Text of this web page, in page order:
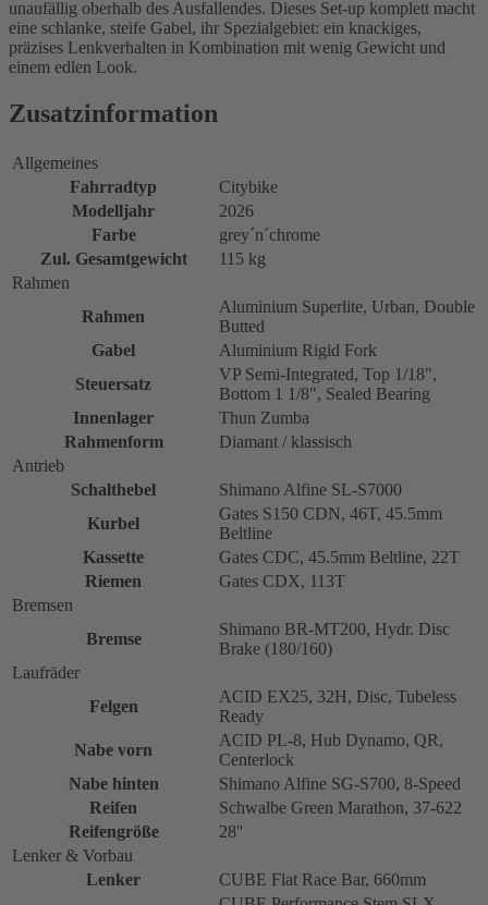
unaufällig oberhalb des Ausfallendes. Dieses Set-up komplett macht
eine schlanke, steife Gabel, ihr Spezialgebiet: ein knackiges,
präzises Lenkverhalten in Kombination mit wenig Gewicht und
einem edlen Look.
Zusatzinformation
Allgemeines
Fahrradtyp
Citybike
Modelljahr
2026
Farbe
grey´n´chrome
Zul. Gesamtgewicht
115 kg
Rahmen
Rahmen
Aluminium Superlite, Urban, Double
Butted
Gabel
Aluminium Rigid Fork
Steuersatz
VP Semi-Integrated, Top 1/18",
Bottom 1 1/8", Sealed Bearing
Innenlager
Thun Zumba
Rahmenform
Diamant / klassisch
Antrieb
Schalthebel
Shimano Alfine SL-S7000
Kurbel
Gates S150 CDN, 46T, 45.5mm
Beltline
Kassette
Gates CDC, 45.5mm Beltline, 22T
Riemen
Gates CDX, 113T
Bremsen
Bremse
Shimano BR-MT200, Hydr. Disc
Brake (180/160)
Laufräder
Felgen
ACID EX25, 32H, Disc, Tubeless
Ready
Nabe vorn
ACID PL-8, Hub Dynamo, QR,
Centerlock
Nabe hinten
Shimano Alfine SG-S700, 8-Speed
Reifen
Schwalbe Green Marathon, 37-622
Reifengröße
28''
Lenker & Vorbau
Lenker
CUBE Flat Race Bar, 660mm